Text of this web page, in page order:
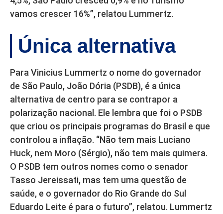
vamos crescer 16%”, relatou Lummertz.
Única alternativa
Para Vinicius Lummertz o nome do governador
de São Paulo, João Dória (PSDB), é a única
alternativa de centro para se contrapor a
polarização nacional. Ele lembra que foi o PSDB
que criou os principais programas do Brasil e que
controlou a inflação. “Não tem mais Luciano
Huck, nem Moro (Sérgio), não tem mais quimera.
O PSDB tem outros nomes como o senador
Tasso Jereissati, mas tem uma questão de
saúde, e o governador do Rio Grande do Sul
Eduardo Leite é para o futuro”, relatou. Lummertz